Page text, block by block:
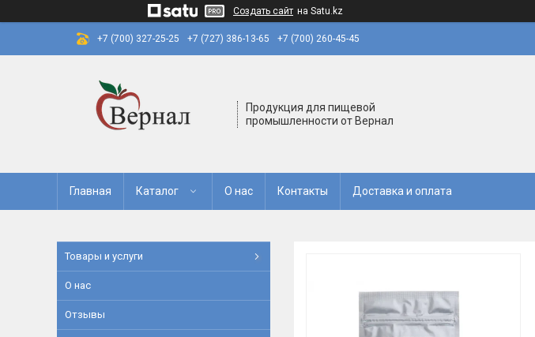
Создать сайт на Satu.kz
+7 (700) 327-25-25 +7 (727) 386-13-65 +7 (700) 260-45-45
Продукция для пищевой
промышленности от Вернал
Главная Каталог О нас Контакты Доставка и оплата
Товары и услуги
О нас
Отзывы